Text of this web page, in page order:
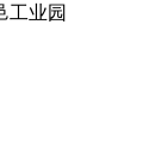
工业园